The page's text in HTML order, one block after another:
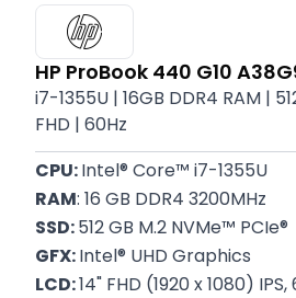
HP ProBook 440 G10
i7-1355U | 16GB DDR4 RAM |
FHD | 60Hz
CPU: Intel® Core™ i7-1355U
RAM: 16 GB DDR4 3200MHz
SSD: 512 GB M.2 NVMe™ PCIe®
GFX: Intel® UHD Graphics
LCD: 14" FHD (1920 x 1080) IPS,